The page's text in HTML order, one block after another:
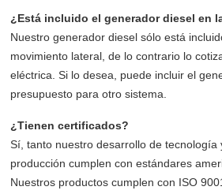
¿Está incluido el generador diesel en
Nuestro generador diesel sólo está
movimiento lateral, de lo contrario lo
eléctrica. Si lo desea, puede incluir el
presupuesto para otro sistema.
¿Tienen certificados?
Sí, tanto nuestro desarrollo de tecnología
producción cumplen con estándares
Nuestros productos cumplen con ISO